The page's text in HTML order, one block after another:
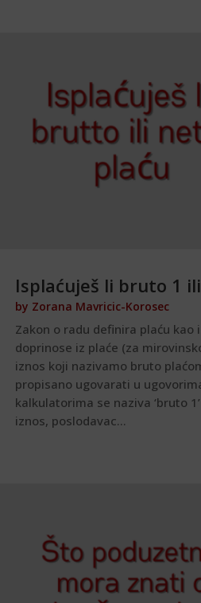
Isplaćuješ li bruto 1
by Zorana Mavricic-Korosec
Zakon o radu definira plaću kao
doprinose iz plaće (za
iznos koji nazivamo bruto
propisano ugovarati u
kalkulatorima se naziva ‘bruto
iznos, poslodavac...